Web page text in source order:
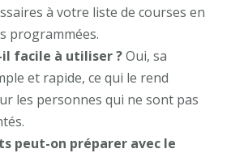
à votre liste de courses en
programmées.
facile à utiliser ?Oui, sa
et rapide, ce qui le rend
les personnes qui ne sont pas
peut-on préparer avec le